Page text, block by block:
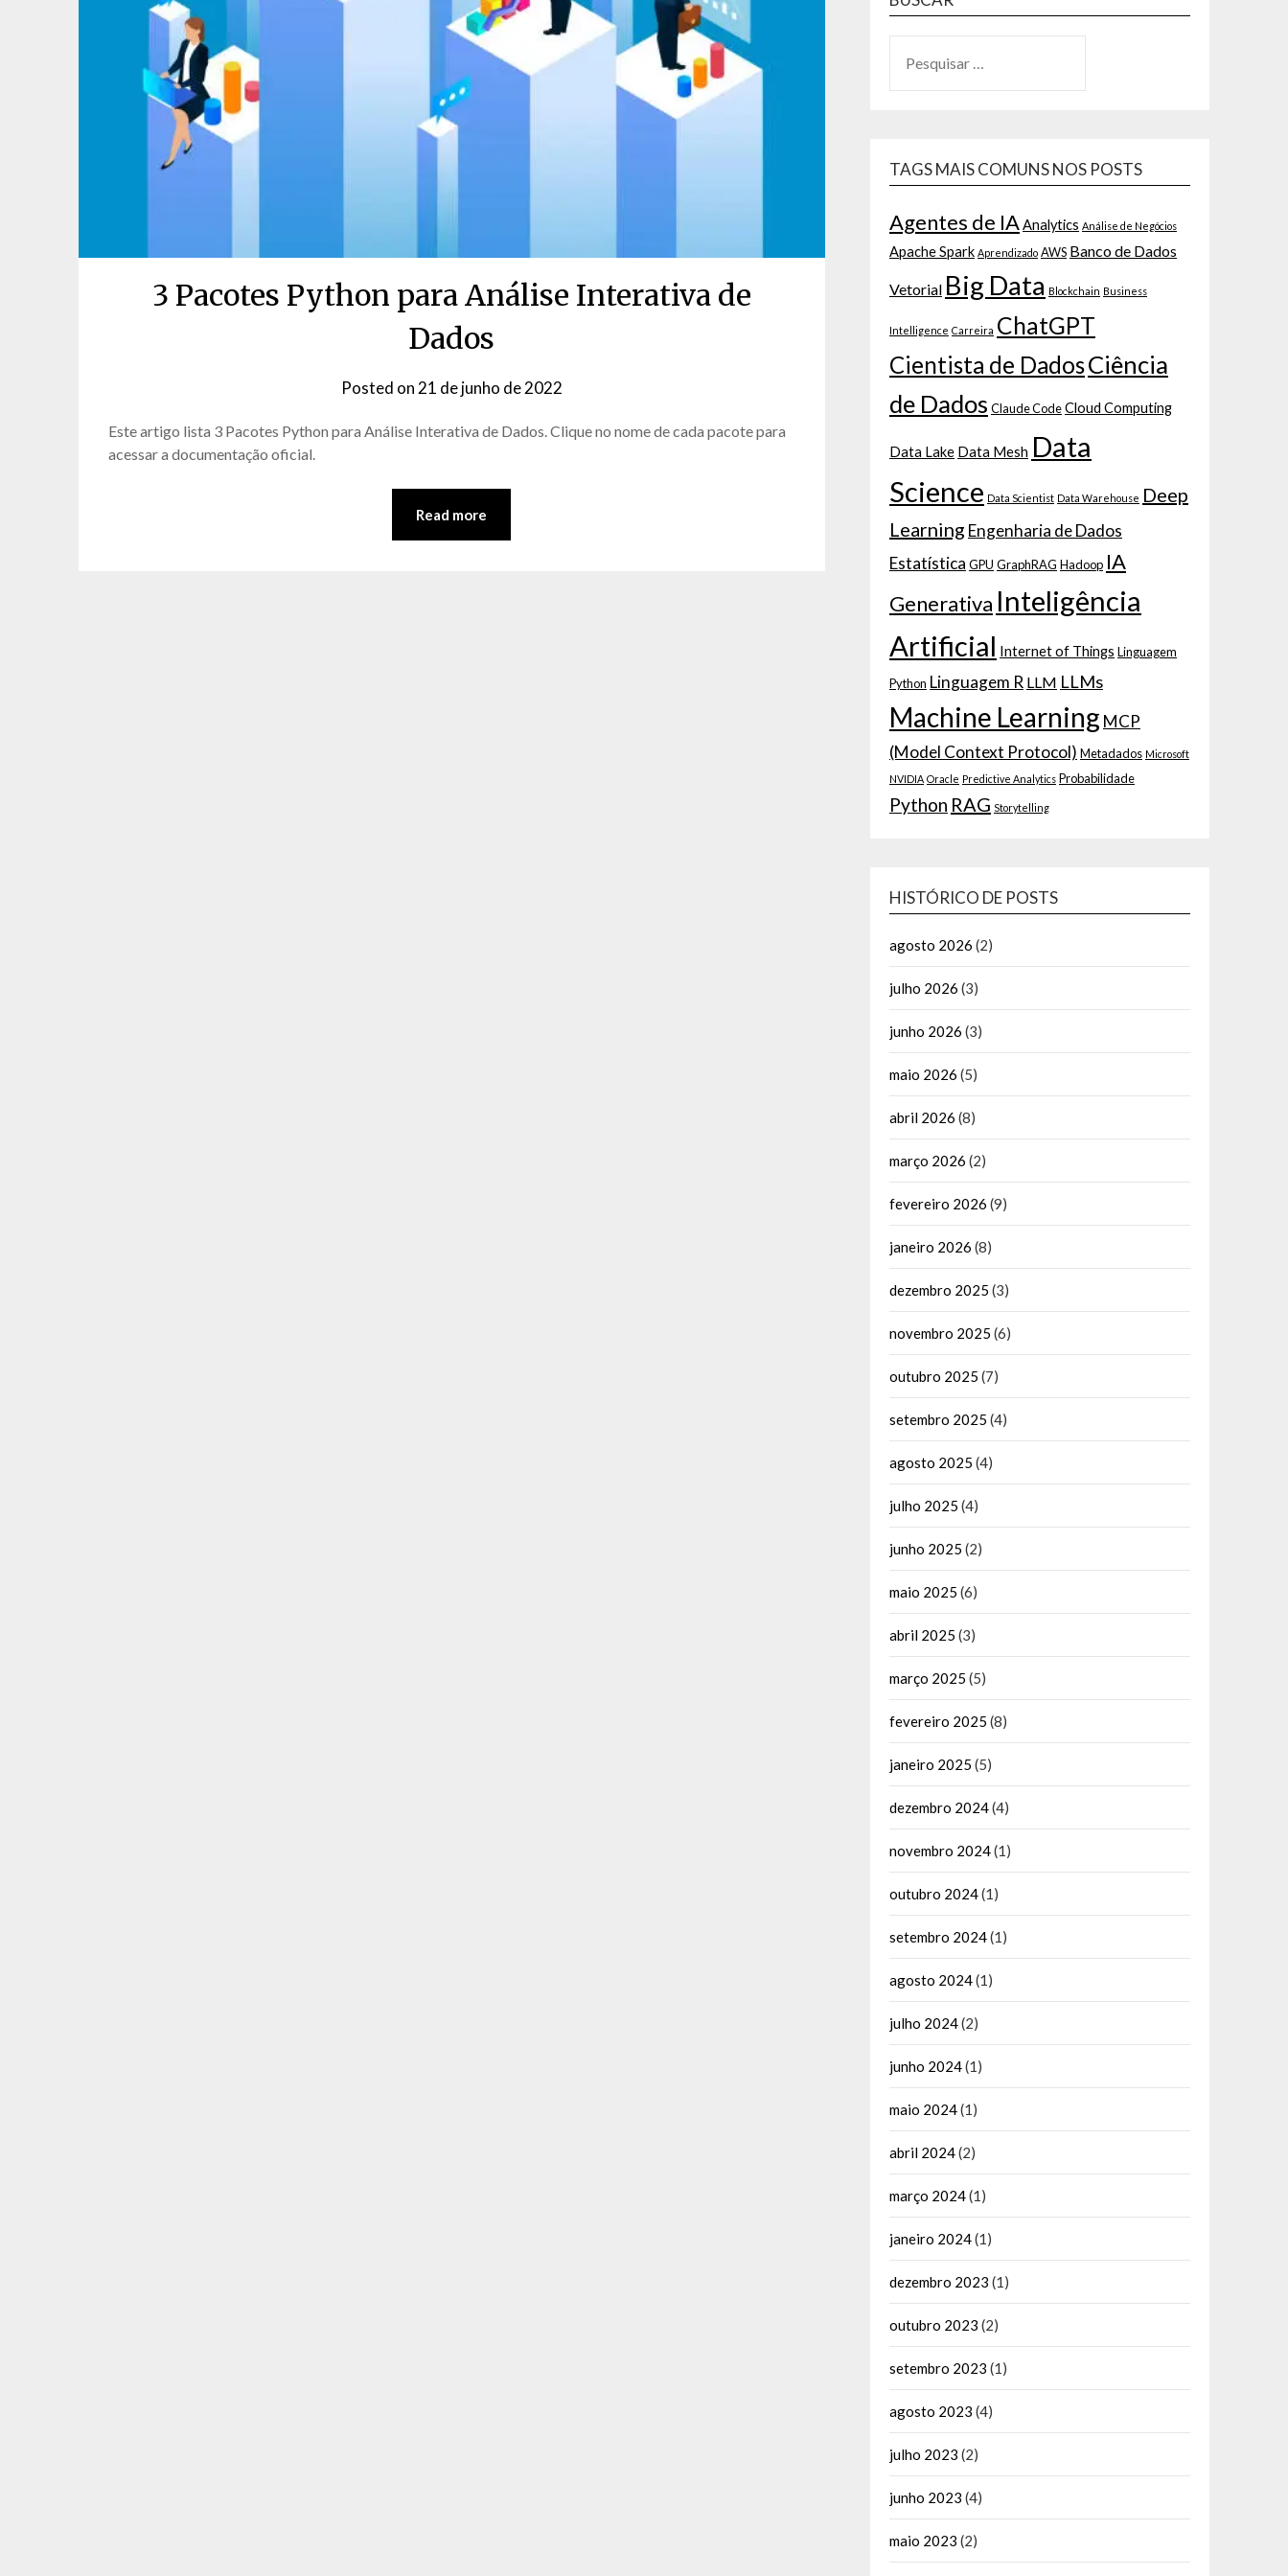
3 Pacotes Python para Análise Interativa de
Dados
Posted on21 de junho de 2022
Matos
Este artigo lista 3 Pacotes Python para Análise Interativa de Dados. Clique no nome de cada pacote para
acessar a documentação oficial.
Read more
TAGS MAIS COMUNS NOS POSTS
Agentes de IAAnalytics Análise de Negócios
Apache Spark Aprendizado AWS Banco de Dados
Vetorial Big Data Blockchain Business
Intelligence Carreira ChatGPT
Cientista de DadosCiência
de Dados Claude CodeCloud Computing
Data Lake Data Mesh Data
Science Data Scientist Data Warehouse Deep
Learning Engenharia de Dados
Estatística GPU GraphRAG Hadoop IA
Generativa Inteligência
Artificial Internet of Things Linguagem
Python Linguagem R LLM LLMs
Machine Learning MCP
(Model Context Protocol) Metadados Microsoft
NVIDIA Oracle Predictive Analytics Probabilidade
Python RAG Storytelling
HISTÓRICO DE POSTS
agosto 2026 (2)
julho 2026 (3)
junho 2026 (3)
maio 2026 (5)
abril 2026 (8)
março 2026 (2)
fevereiro 2026 (9)
janeiro 2026 (8)
dezembro 2025 (3)
novembro 2025 (6)
outubro 2025 (7)
setembro 2025 (4)
agosto 2025 (4)
julho 2025 (4)
junho 2025 (2)
maio 2025 (6)
abril 2025 (3)
março 2025 (5)
fevereiro 2025 (8)
janeiro 2025 (5)
dezembro 2024(4)
novembro 2024(1)
outubro 2024(1)
setembro 2024(1)
agosto 2024(1)
julho 2024(2)
junho 2024(1)
maio 2024(1)
abril 2024(2)
março 2024(1)
janeiro 2024(1)
dezembro 2023 (1)
outubro 2023 (2)
setembro 2023 (1)
agosto 2023 (4)
julho 2023 (2)
junho 2023 (4)
maio 2023 (2)